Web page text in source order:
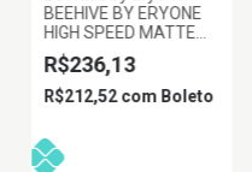
BEEHIVE BY ERYONE
HIGH SPEED MATTE
PLA TERRACOTA
1.75MM 1KG
R$236,13
R$212,52com Boleto